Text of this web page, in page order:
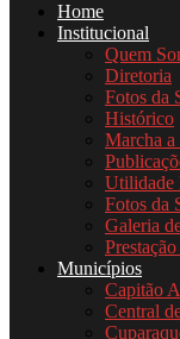
Home
Institucional
Quem
Diretoria
Fotos da
Histórico
Marcha
Utilidade
Fotos da
Galeria
Municípios
Capitão
Central